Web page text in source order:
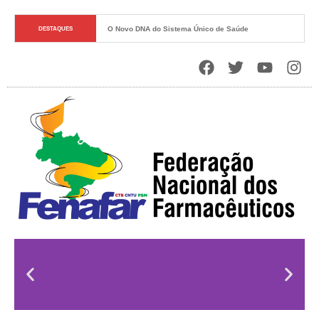
DESTAQUES O Novo DNA do Sistema Único de Saúde